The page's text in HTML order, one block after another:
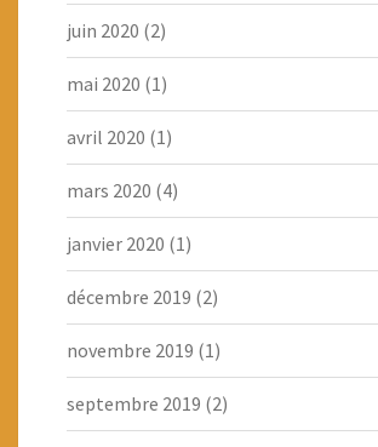
juin 2020 (2)
mai 2020 (1)
avril 2020 (1)
mars 2020 (4)
janvier 2020 (1)
décembre 2019 (2)
novembre 2019 (1)
septembre 2019 (2)